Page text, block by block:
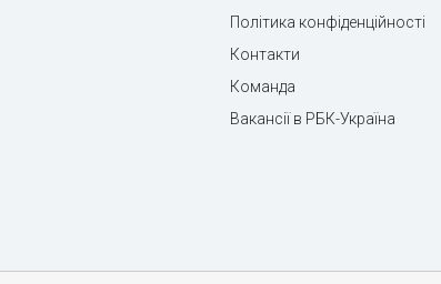
Політика конфіденційності
Контакти
Команда
Вакансії в РБК-Україна